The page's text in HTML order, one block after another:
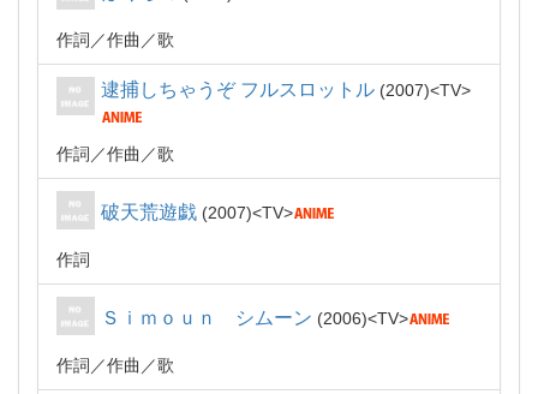
作詞 作曲 歌
逮捕しちゃうぞ フルスロットル 2007 TV
作詞 作曲 歌
破天荒遊戯 2007 TV
作詞
Ｓｉｍｏｕｎ シムーン 2006 TV
作詞 作曲 歌